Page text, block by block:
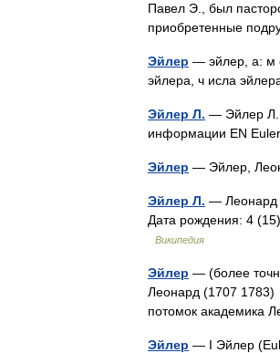
Павел Э., был
приобретенные
Эйлер — эйлер, а: м
эйлера, ч исла
Эйлер Л. — Эйлер Л.
информации EN
Эйлер — Эйлер,
Эйлер Л. — Леонард
Дата рождения: 4
Википедия
Эйлер — (более
Леонард (1707 1783)
потомок
Эйлер — I Эйлер